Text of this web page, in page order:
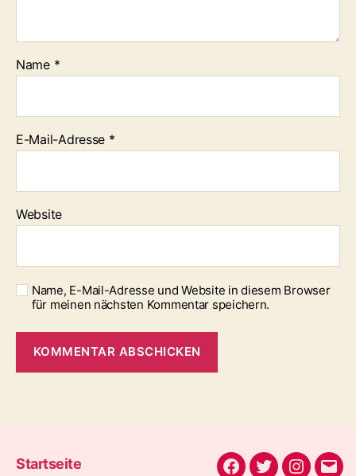
Name *
E-Mail-Adresse *
Website
Name, E-Mail-Adresse und Website in diesem Browser
für meinen nächsten Kommentar speichern.
Startseite